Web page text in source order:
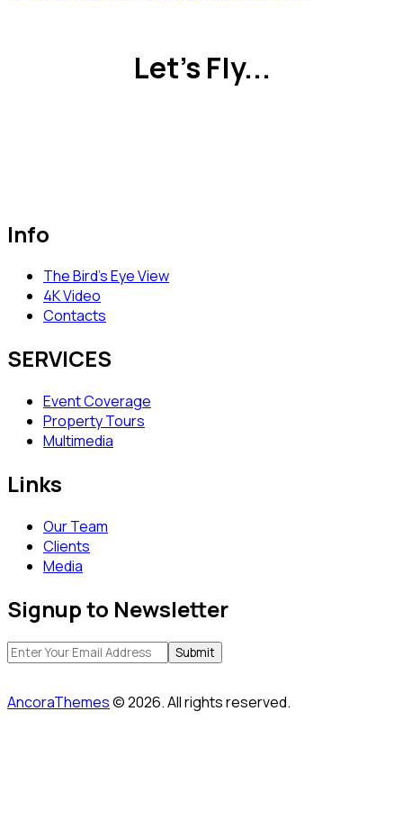
Let's Fly...
Info
The Bird’s Eye View
4K Video
Contacts
SERVICES
Event Coverage
Property Tours
Multimedia
Links
Our Team
Clients
Media
Signup to Newsletter
AncoraThemes© 2026. All rights reserved.